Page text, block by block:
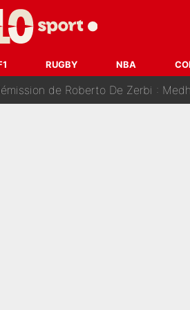
RUGBY NBA
Mbaye : Le PSG sur le point
les 5 cracks qui pourraient
De Zerbi : Medhi Benatia se lâche sur son